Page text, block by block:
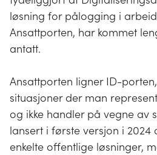
løsning for pålogging i
Ansattporten, har kommet
antatt.
Ansattporten ligner ID-
situasjoner der man
og ikke handler på vegne av
lansert i første versjon i
enkelte offentlige løsninger,